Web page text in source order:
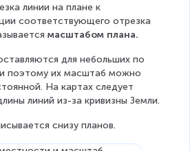
линии на плане к
соответствующего отрезка
масштабом плана.
для небольших по
поэтому их масштаб можно
На картах следует
линий из-за кривизны Земли.
снизу планов.